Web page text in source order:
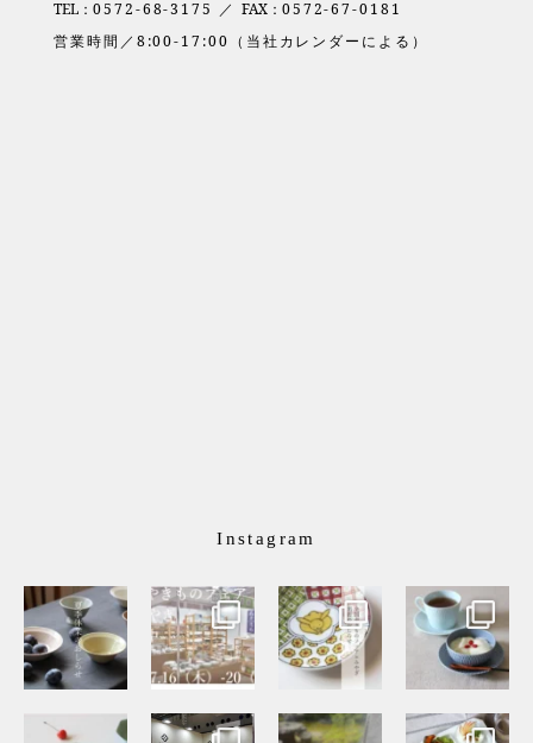
TEL： 0572-68-3175 ／ FAX： 0572-67-0181
営業時間／8:00-17:00（当社カレンダーによる）
Instagram